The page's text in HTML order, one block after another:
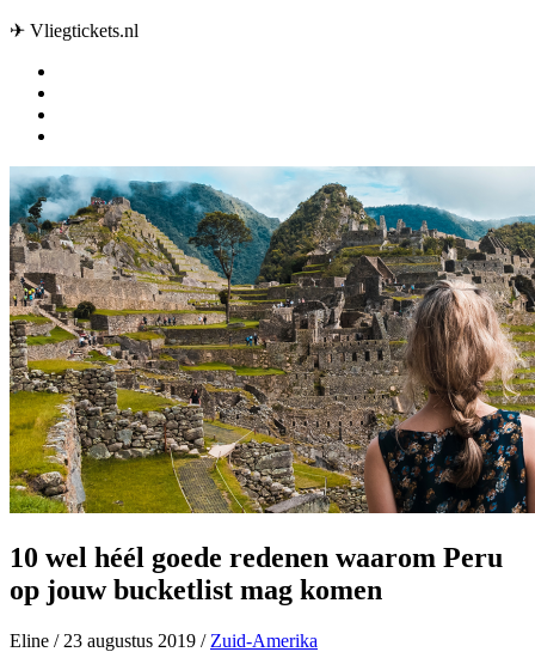
✈ Vliegtickets.nl
10 wel héél goede redenen waarom Peru
op jouw bucketlist mag komen
Eline /23 augustus 2019 / Zuid-Amerika